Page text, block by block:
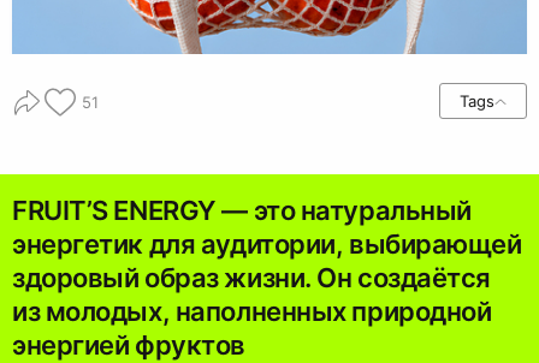
51 Tags
FRUIT’S ENERGY — это натуральный
энергетик для аудитории, выбирающей
здоровый образ жизни. Он создаётся
из молодых, наполненных природной
энергией фруктов